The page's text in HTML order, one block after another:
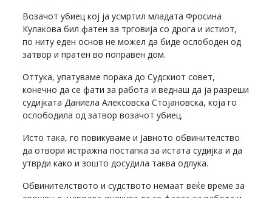
Возачот убиец кој ја усмртил младата Фросина
Кулакова бил фатен за трговија со дрога и истиот,
по ниту еден основ не можел да биде ослободен од
затвор и пратен во поправен дом.
Оттука, упатуваме порака до Судскиот совет,
конечно да се фати за работа и веднаш да ја разреши
судијката Даниела Алексовска Стојановска, која го
ослободила од затвор возачот убиец.
Исто така, го повикуваме и Јавното обвинителство
да отвори истражна постапка за истата судијка и да
утврди како и зошто досудила таква одлука.
Обвинителството и судството немаат веќе време за